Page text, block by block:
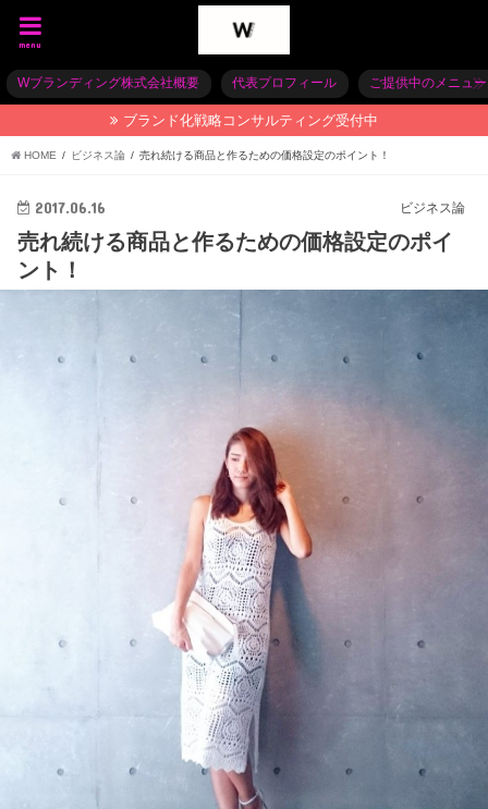
menu
Wブランディング株式会社概要 代表プロフィール ご提供中のメニュー
ブランド化戦略コンサルティング受付中
HOME ビジネス論 売れ続ける商品と作るための価格設定のポイント！
ビジネス論
2017.06.16
売れ続ける商品と作るための価格設定のポイ
ント！